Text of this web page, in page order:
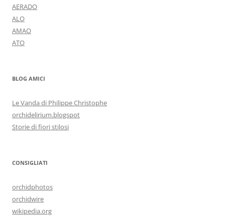
AERADO
ALO
AMAO
ATO
BLOG AMICI
Le Vanda di Philippe Christophe
orchidelirium.blogspot
Storie di fiori stilosi
CONSIGLIATI
orchidphotos
orchidwire
wikipedia.org